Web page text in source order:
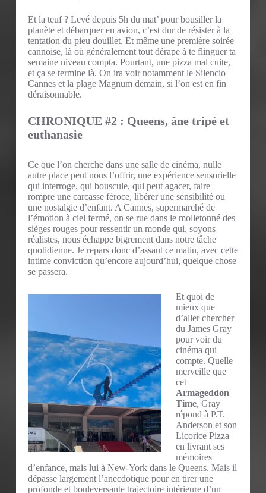
Et la teuf ? Levé depuis 5h du mat’ pour bousiller la
planète et débarquer en avion, c’est dur de résister à la
tentation du pieu douillet. Et même une première soirée
cannoise, là où généralement tout dérape à te flinguer ta
semaine niveau compta. Pourtant, une pizza mal cuite,
et ça se termine là. On ira voir notamment le Silencio
Cannes et la plage Magnum demain, si l’on est en fin
déraisonnable.
CHRONIQUE #2 : Queens, âne tripé et
euthanasie
Ce que l’on cherche dans une salle de cinéma, nulle
autre place peut nous l’offrir, une expérience sensorielle
qui interroge, qui bouscule, qui peut agacer, faire
rompre une carcasse féroce, libérer une sensibilité ou
une nostalgie d’enfant. A Cannes, supermarché de
l’émotion à ciel fermé, on se rue dans le molletonné des
sièges rouges pour ressentir un monde qui, soyons
réalistes, nous échappe bigrement dans notre tâche
quotidienne. Je repars donc d’assaut ce matin, avec cette
intime conviction qu’encore aujourd’hui, quelque chose
se passera.
Et quoi de
mieux que
d’aller chercher
du James Gray
pour voir du
cinéma qui
compte. Quelle
merveille que
cet
Armageddon
Time, Gray
répond à P.T.
Anderson et son
Licorice Pizza
en livrant ses
mémoires
d’enfance, mais lui à New-York dans le Queens. Mais il
dépasse largement l’anecdotique pour en tirer une
profonde et bouleversante trajectoire intérieure d’un